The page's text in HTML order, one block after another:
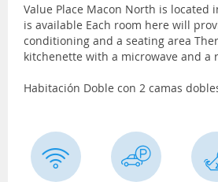
Value Place Macon North is located
is available Each room here will
conditioning and a seating area
kitchenette with a microwave and a
Habitación Doble con 2 camas